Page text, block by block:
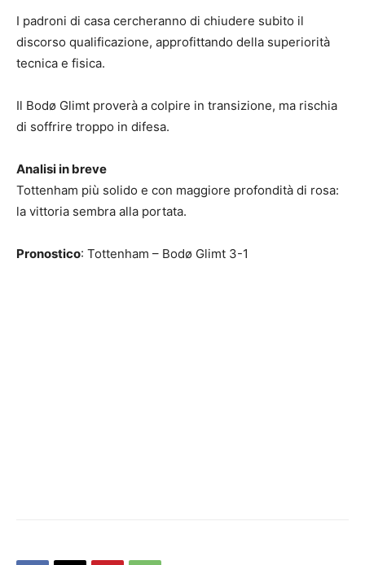
I padroni di casa cercheranno di chiudere subito il
discorso qualificazione, approfittando della superiorità
tecnica e fisica.
Il Bodø Glimt proverà a colpire in transizione, ma rischia
di soffrire troppo in difesa.
Analisi in breve
Tottenham più solido e con maggiore profondità di rosa:
la vittoria sembra alla portata.
Pronostico: Tottenham – Bodø Glimt 3-1